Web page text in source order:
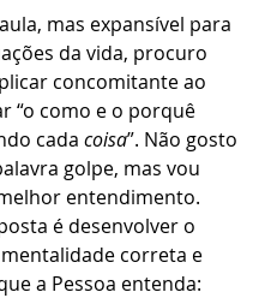
mas expansível para
da vida, procuro
concomitante ao
“o como e o porquê
cada coisa”. Não gosto
golpe, mas vou
entendimento.
é desenvolver o
correta e
a Pessoa entenda: